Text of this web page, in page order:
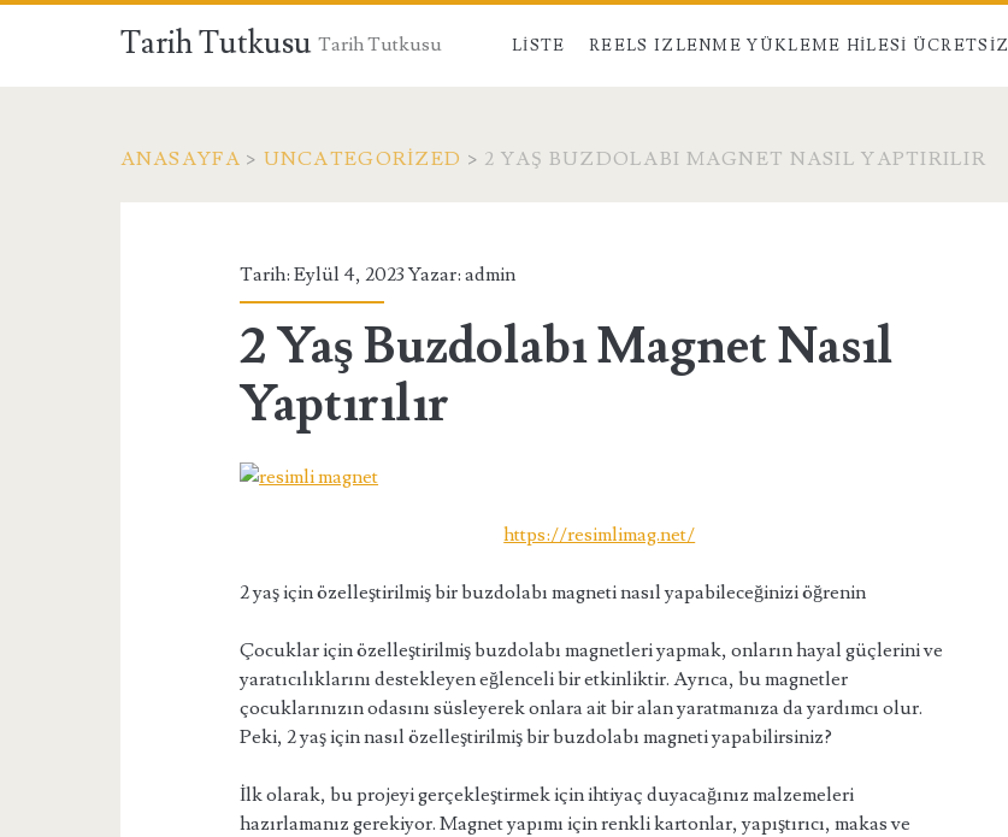
Tarih Tutkusu Tarih Tutkusu LISTE REELS IZLENME YÜKLEME HILESI ÜCRETSIZ
ANASAYFA > UNCATEGORIZED > 2 YAŞ BUZDOLABI MAGNET NASIL YAPTIRILIR
Tarih: Eylül 4, 2023 Yazar:admin
2 Yaş Buzdolabı Magnet Nasıl
Yaptırılır
https://resimlimag.net/
2 yaş için özelleştirilmiş bir buzdolabı magneti nasıl yapabileceğinizi öğrenin
Çocuklar için özelleştirilmiş buzdolabı magnetleri yapmak, onların hayal güçlerini ve
yaratıcılıklarını destekleyen eğlenceli bir etkinliktir. Ayrıca, bu magnetler
çocuklarınızın odasını süsleyerek onlara ait bir alan yaratmanıza da yardımcı olur.
Peki, 2 yaş için nasıl özelleştirilmiş bir buzdolabı magneti yapabilirsiniz?
İlk olarak, bu projeyi gerçekleştirmek için ihtiyaç duyacağınız malzemeleri
hazırlamanız gerekiyor. Magnet yapımı için renkli kartonlar, yapıştırıcı, makas ve